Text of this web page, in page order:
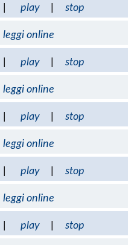
play stop
leggi online
play stop
leggi online
play stop
leggi online
play stop
leggi online
play stop